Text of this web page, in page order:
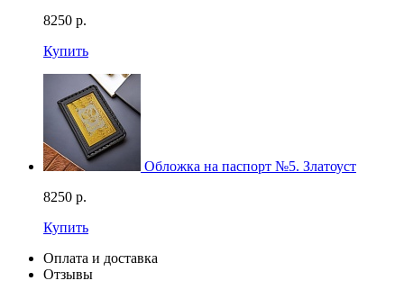
8250 р.
Купить
Обложка на паспорт №5. Златоуст
8250 р.
Купить
Оплата и доставка
Отзывы